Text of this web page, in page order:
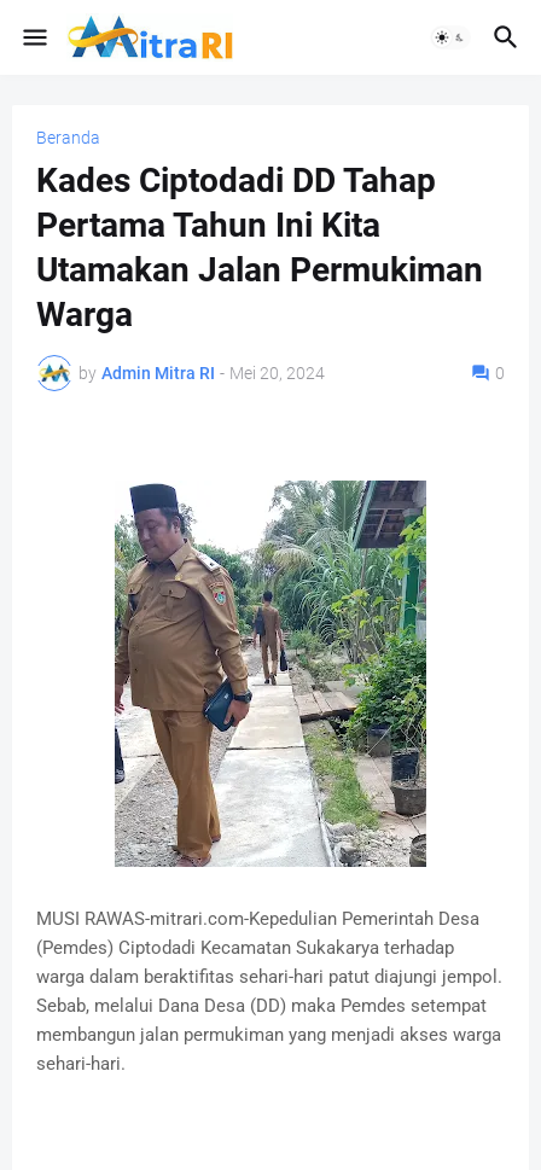
Beranda
Kades Ciptodadi DD Tahap
Pertama Tahun Ini Kita
Utamakan Jalan Permukiman
Warga
by Admin Mitra RI - Mei 20, 2024 0
MUSI RAWAS-mitrari.com-Kepedulian Pemerintah Desa
(Pemdes) Ciptodadi Kecamatan Sukakarya terhadap
warga dalam beraktifitas sehari-hari patut diajungi jempol.
Sebab, melalui Dana Desa (DD) maka Pemdes setempat
membangun jalan permukiman yang menjadi akses warga
sehari-hari.